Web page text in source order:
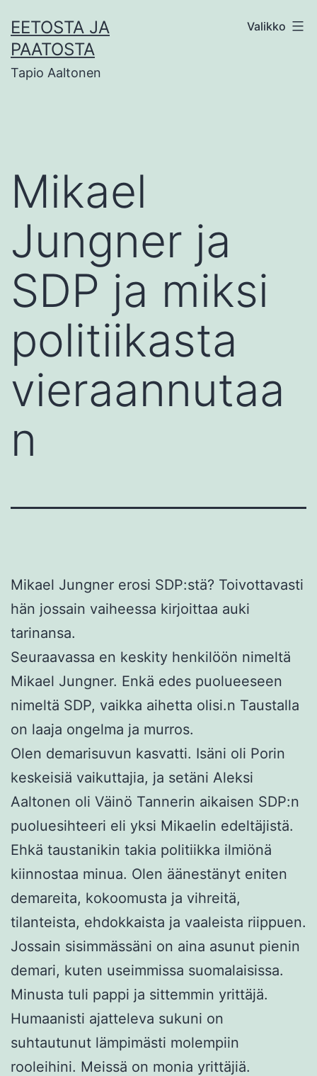
sisältöön
EETOSTA JA
PAATOSTA
Tapio Aaltonen
Valikko
Mikael
Jungner ja
SDP ja miksi
politiikasta
vieraannutaa
n
Mikael Jungner erosi SDP:stä? Toivottavasti
hän jossain vaiheessa kirjoittaa auki
tarinansa.
Seuraavassa en keskity henkilöön nimeltä
Mikael Jungner. Enkä edes puolueeseen
nimeltä SDP, vaikka aihetta olisi.n Taustalla
on laaja ongelma ja murros.
Olen demarisuvun kasvatti. Isäni oli Porin
keskeisiä vaikuttajia, ja setäni Aleksi
Aaltonen oli Väinö Tannerin aikaisen SDP:n
puoluesihteeri eli yksi Mikaelin edeltäjistä.
Ehkä taustanikin takia politiikka ilmiönä
kiinnostaa minua. Olen äänestänyt eniten
demareita, kokoomusta ja vihreitä,
tilanteista, ehdokkaista ja vaaleista riippuen.
Jossain sisimmässäni on aina asunut pienin
demari, kuten useimmissa suomalaisissa.
Minusta tuli pappi ja sittemmin yrittäjä.
Humaanisti ajatteleva sukuni on
suhtautunut lämpimästi molempiin
rooleihini. Meissä on monia yrittäjiä.